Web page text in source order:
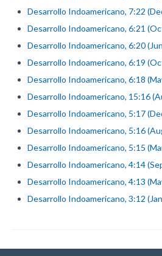
Desarrollo Indoamericano, 7:22
Desarrollo Indoamericano, 6:21
Desarrollo Indoamericano, 6:20
Desarrollo Indoamericano, 6:19
Desarrollo Indoamericano, 6:18
Desarrollo Indoamericano, 15:16
Desarrollo Indoamericano, 5:17
Desarrollo Indoamericano, 5:16
Desarrollo Indoamericano, 5:15
Desarrollo Indoamericano, 4:14
Desarrollo Indoamericano, 4:13
Desarrollo Indoamericano, 3:12